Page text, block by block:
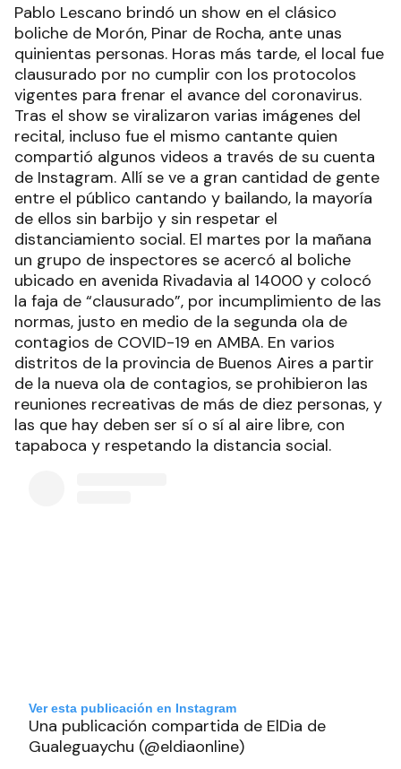
Pablo Lescano brindó un show en el clásico
boliche de Morón, Pinar de Rocha, ante unas
quinientas personas. Horas más tarde, el local fue
clausurado por no cumplir con los protocolos
vigentes para frenar el avance del coronavirus.
Tras el show se viralizaron varias imágenes del
recital, incluso fue el mismo cantante quien
compartió algunos videos a través de su cuenta
de Instagram. Allí se ve a gran cantidad de gente
entre el público cantando y bailando, la mayoría
de ellos sin barbijo y sin respetar el
distanciamiento social. El martes por la mañana
un grupo de inspectores se acercó al boliche
ubicado en avenida Rivadavia al 14000 y colocó
la faja de “clausurado”, por incumplimiento de las
normas, justo en medio de la segunda ola de
contagios de COVID-19 en AMBA. En varios
distritos de la provincia de Buenos Aires a partir
de la nueva ola de contagios, se prohibieron las
reuniones recreativas de más de diez personas, y
las que hay deben ser sí o sí al aire libre, con
tapaboca y respetando la distancia social.
Ver esta publicación en Instagram
Una publicación compartida de ElDia de
Gualeguaychu (@eldiaonline)